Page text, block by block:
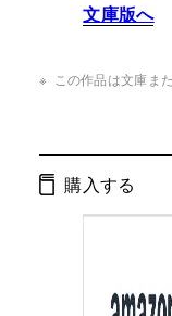
ISBN：
文庫版へ
この作品は文庫ま
購入する